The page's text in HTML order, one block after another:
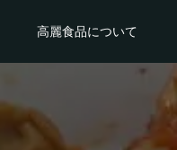
高麗食品について